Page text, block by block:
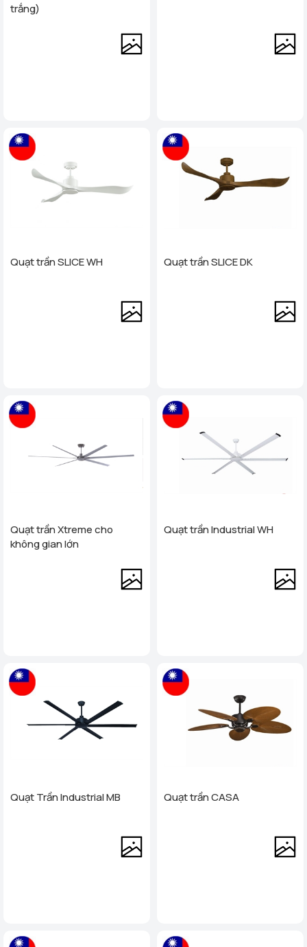
trắng)
Quạt trần SLICE WH Quạt trần SLICE DK
Quạt trần Xtreme cho
không gian lớn
Quạt trần Industrial WH
Quạt Trần Industrial MB Quạt trần CASA